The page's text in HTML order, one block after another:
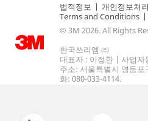
법적정보 | 개인정보처
Terms and Conditions |
© 3M 2026. All Rights
한국쓰리엠 ㈜
대표자 : 이정한 | 사업자
주소: 서울특별시 영등
화: 080-033-4114.